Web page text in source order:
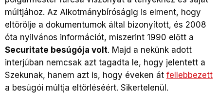
múltjához. Az Alkotmánybíróságig is elment, hogy
eltörölje a dokumentumok által bizonyított, és 2008
óta nyilvános információt, miszerint 1990 előtt a
Securitate besúgója volt. Majd a nekünk adott
interjúban nemcsak azt tagadta le, hogy jelentett a
Szekunak, hanem azt is, hogy éveken át fellebbezett
a besúgói múltja eltörléséért. Sikertelenül.